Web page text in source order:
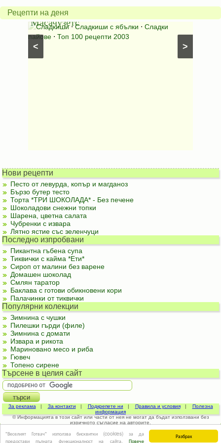
Разбрах
"Веселият Готвач" използва бисквитки (cookies) за да
предостави пълната функционалност на сайта. Повече
Рецепти на деня
>
<
от
Масачузетс
Сладкиши⋅Сладкиши с ябълки ⋅ Сладки
пайове ⋅ Топ 100 рецепти 2003
на
мама
Нови рецепти
Песто от левурда, копър и магданоз
Бързо бутер тесто
Торта *ТРИ ШОКОЛАДА* - Без печене
Шоколадови снежни топки
Шарена, цветна салата
Чубренки с извара
Лятно ястие със зеленчуци
Последно изпробвани
Пикантна гъбена супа
Тиквички с кайма *Ети*
Сироп от малини без варене
Домашен шоколад
Смлян таратор
Баклава с готови обикновени кори
Палачинки от тиквички
Популярни колекции
Зимнина с чушки
Пилешки гърди (филе)
Зимнина с домати
Извара и рикота
Мариновано месо и риба
Гювеч
Топено сирене
Търсене в целия сайт
За реклама| За контакти Подкрепете ни Правила и условия|
Полезна
информация
© Информацията в този сайт или части от нея не могат да бъдат използвани без
изричното съгласие на авторите.